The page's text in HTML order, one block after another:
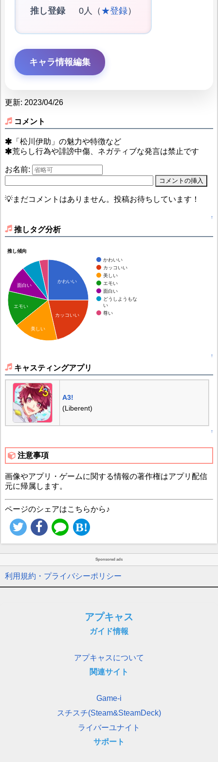
推し登録 0人（ ★登録）
キャラ情報編集
更新: 2023/04/26
コメント
「松川伊助」の魅力や特徴など
荒らし行為や誹謗中傷、ネガティブな発言は禁止です
お名前:
💡まだコメントはありません。投稿お待ちしています！
↑
推しタグ分析
推し傾向
かわいい
カッコいい
美しい
エモい
面白い
どうしようもな
い
尊い
かわいい
カッコいい
面白い
エモい
美しい
↑
キャスティングアプリ
A3!
(Liberent)
↑
注意事項
画像やアプリ・ゲームに関する情報の著作権はアプリ配信
元に帰属します。
ページのシェアはこちらから♪
Sponsored ads
利用規約・プライバシーポリシー
アプキャス
ガイド情報
アプキャスについて
関連サイト
Game-i
スチスチ(Steam&SteamDeck)
ライバーユナイト
サポート